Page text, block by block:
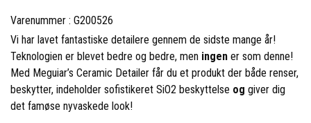
Varenummer : G200526
Vi har lavet fantastiske detailere gennem de sidste mange år!
Teknologien er blevet bedre og bedre, men ingen er som denne!
Med Meguiar’s Ceramic Detailer får du et produkt der både renser,
beskytter, indeholder sofistikeret SiO2 beskyttelse og giver dig
det famøse nyvaskede look!